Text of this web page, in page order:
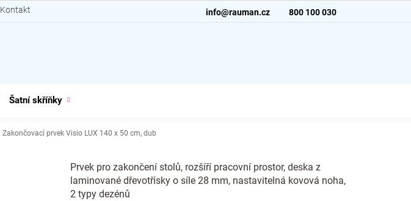
800 100 030
info@rauman.cz
Kontakt
Šatní skříňky
Zakončovací prvek Visio LUX 140 x 50 cm, dub
Prvek pro zakončení stolů, rozšíří pracovní prostor, deska z
laminované dřevotřísky o síle 28 mm, nastavitelná kovová noha,
2 typy dezénů